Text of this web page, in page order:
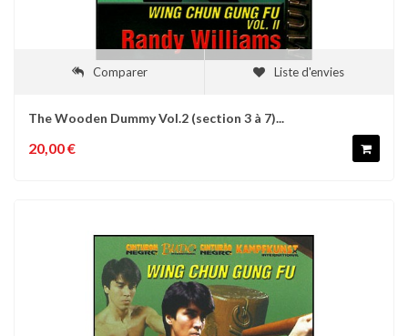
Comparer Liste d'envies
The Wooden Dummy Vol.2 (section 3 à 7)...
20,00 €